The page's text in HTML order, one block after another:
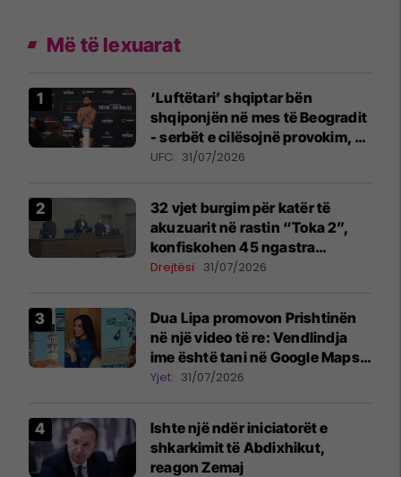
Më të lexuarat
‘Luftëtari’ shqiptar bën
shqiponjën në mes të Beogradit
- serbët e cilësojnë provokim, ai
e cilëson simbol të identitetit
UFC 31/07/2026
32 vjet burgim për katër të
akuzuarit në rastin “Toka 2”,
konfiskohen 45 ngastra
kadastrale
Drejtësi 31/07/2026
Dua Lipa promovon Prishtinën
në një video të re: Vendlindja
ime është tani në Google Maps
Street View
Yjet 31/07/2026
Ishte një ndër iniciatorët e
shkarkimit të Abdixhikut,
reagon Zemaj